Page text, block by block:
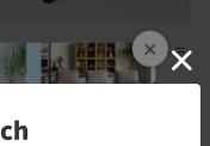
×
ド スチール ハイダイナーテ
ント